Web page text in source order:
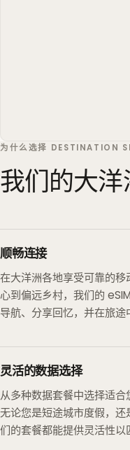
为什么选择 DESTINATION
我们的大
顺畅连接
在大洋洲各地享受可靠的
心到偏远乡村，我们的
导航、分享回忆，并在旅途
灵活的数据选择
从多种数据套餐中选择适合
无论您是短途城市度假，
们的套餐都能提供灵活性以